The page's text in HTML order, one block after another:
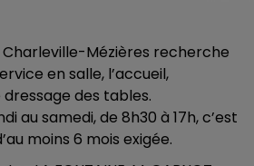
Charleville-Mézières recherche
en salle, l’accueil,
des tables.
au samedi, de 8h30 à 17h, c’est
moins 6 mois exigée.